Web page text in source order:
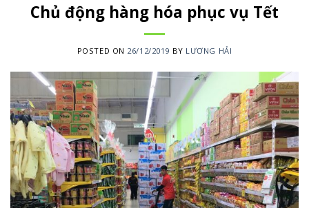
Chủ động hàng hóa phục vụ Tết
POSTED ON 26/12/2019 BY LƯƠNG HẢI